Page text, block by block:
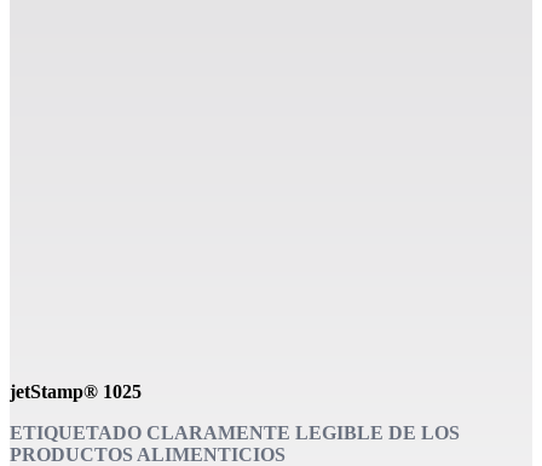
jetStamp® 1025
ETIQUETADO CLARAMENTE LEGIBLE DE LOS
PRODUCTOS ALIMENTICIOS